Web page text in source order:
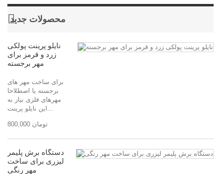
محصولات جدید
نایلو پرینت پولکی
زرد و قرمز برای
مهر برجسته
برای ساخت مهر های
برجسته یا اصطلاحا
مهرهای فلزی نیاز به
این نایلو پرینت...
800,000 تومان
دستگاه برش پلیمر
لیزری برای ساخت
مهر رنگی